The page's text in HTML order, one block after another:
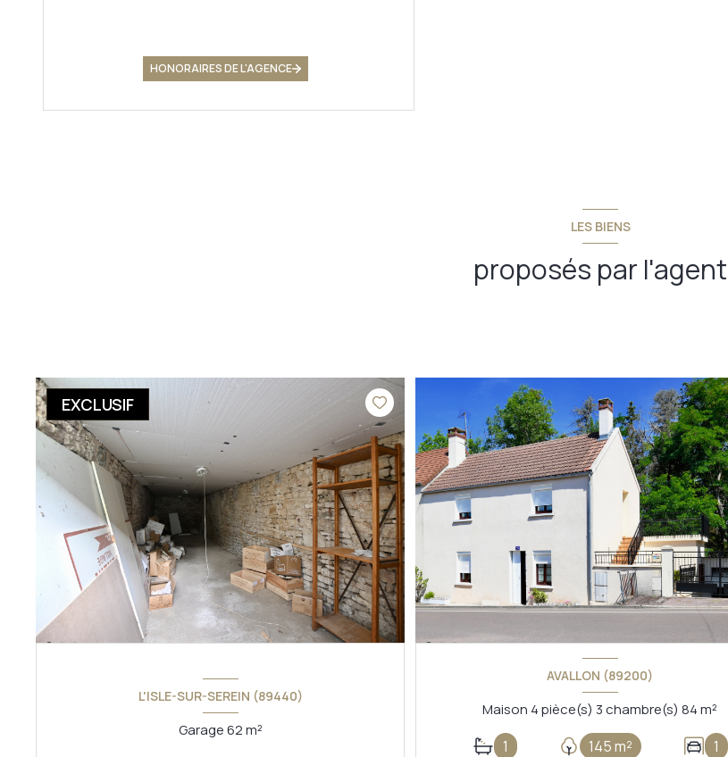
HONORAIRES DE L'AGENCE
LES BIENS
proposés par l'agent
EXCLUSIF
L'ISLE-SUR-SEREIN (89440)
Garage 62 m²
AVALLON (89200)
Maison 4 pièce(s) 3 chambre(s) 84 m²
1 145 m² 1